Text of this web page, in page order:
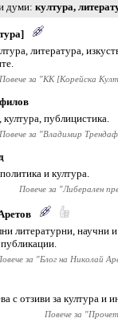
думи култура,
литература,
Повече за "КК [Корейска
култура, публицистика.
Повече за "Владимир
и култура.
Повече за "Либерален
литературни, научни
за "Блог на Николай
с отзиви за култура и
Повече за "